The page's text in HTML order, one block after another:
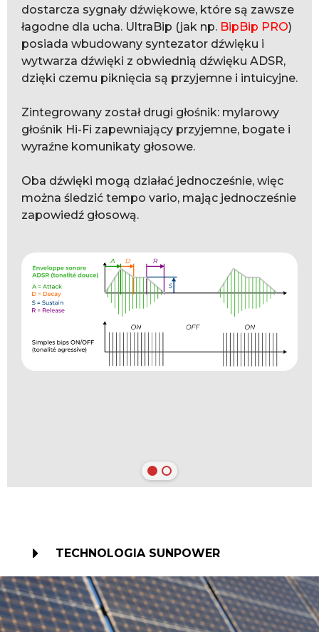
dostarcza sygnały dźwiękowe, które są zawsze
łagodne dla ucha. UltraBip (jak np. BipBip PRO)
posiada wbudowany syntezator dźwięku i
wytwarza dźwięki z obwiednią dźwięku ADSR,
dzięki czemu piknięcia są przyjemne i intuicyjne.
Zintegrowany został drugi głośnik: mylarowy
głośnik Hi-Fi zapewniający przyjemne, bogate i
wyraźne komunikaty głosowe.
Oba dźwięki mogą działać jednocześnie, więc
można śledzić tempo vario, mając jednocześnie
zapowiedź głosową.
TECHNOLOGIA SUNPOWER